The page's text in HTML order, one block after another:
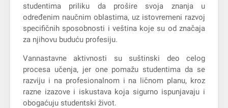
studentima priliku da prošire svoja znanja u
određenim naučnim oblastima, uz istovremeni razvoj
specifičnih sposobnosti i veština koje su od značaja
za njihovu buduću profesiju.
Vannastavne aktivnosti su suštinski deo celog
procesa učenja, jer one pomažu studentima da se
razviju i na profesionalnom i na ličnom planu, kroz
razne izazove i iskustava koja sigurno ispunjavaju i
obogaćuju studentski život.